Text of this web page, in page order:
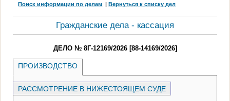
Поиск информации по делам |Вернуться к списку дел
Гражданские дела - кассация
ДЕЛО № 8Г-12169/2026 [88-14169/2026]
ПРОИЗВОДСТВО
РАССМОТРЕНИЕ В НИЖЕСТОЯЩЕМ СУДЕ